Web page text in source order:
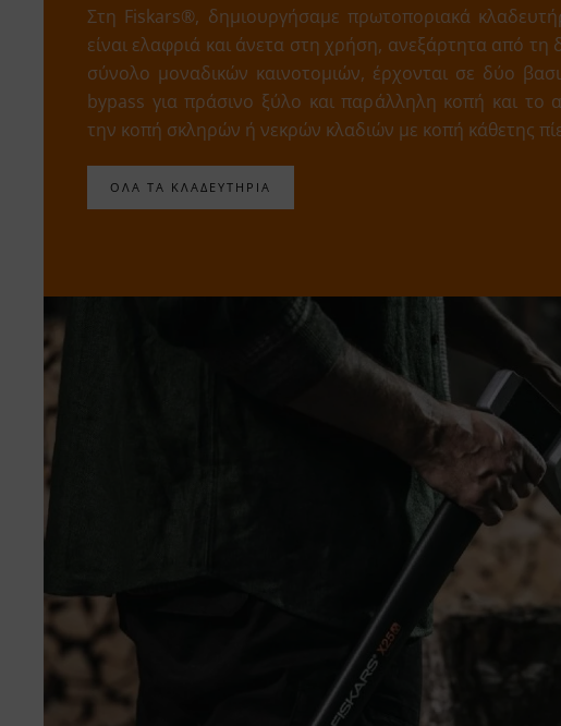
Στη Fiskars®, δημιουργήσαμε πρωτοποριακά
είναι ελαφριά και άνετα στη χρήση, ανεξάρτητα από τη
σύνολο μοναδικών καινοτομιών, έρχονται σε δύο
bypass για πράσινο ξύλο και παράλληλη κοπή και το
την κοπή σκληρών ή νεκρών κλαδιών με κοπή κάθετης
ΟΛΑ ΤΑ ΚΛΑΔΕΥΤΗΡΙΑ